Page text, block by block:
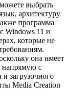
выбрать
архитектуру
программа
Windows 11 и
которые не
она имеет
напрямую с
загрузочного
Media Creation